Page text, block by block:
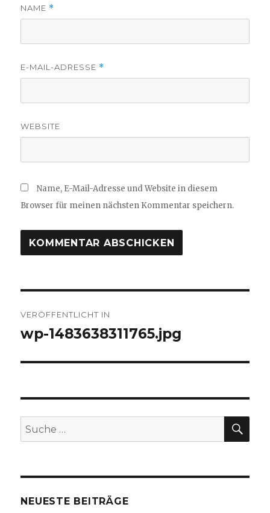
NAME *
E-MAIL-ADRESSE *
WEBSITE
Name, E-Mail-Adresse und Website in diesem
Browser für meinen nächsten Kommentar speichern.
VERÖFFENTLICHT IN
wp-1483638311765.jpg
Suche
nach:
NEUESTE BEITRÄGE